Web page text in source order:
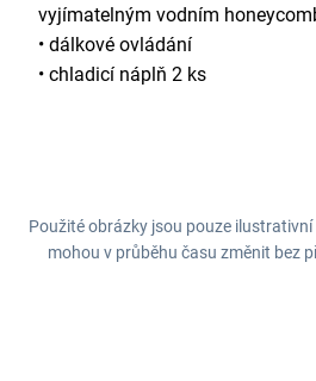
vyjímatelným vodním
• dálkové ovládání
• chladicí náplň 2 ks
Použité obrázky jsou pouze
mohou v průběhu času změnit bez